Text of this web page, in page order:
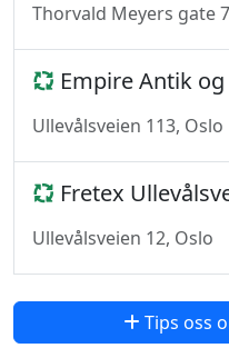
Thorvald Meyers gate
Empire Antik
Ullevålsveien 113, Oslo
Fretex
Ullevålsveien 12, Oslo
Tips oss